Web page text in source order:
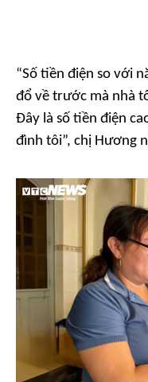
“Số tiền điện so với
đổ về trước mà nhà
Đây là số tiền điện
đình tôi”, chị Hương